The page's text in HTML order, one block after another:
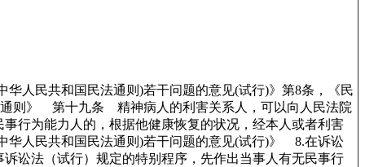
人民共和国民法通则)若干问题的意见(试行)》第8条，《民
通则》 第十九条 精神病人的利害关系人，可以向人民法院
行为能力人的，根据他健康恢复的状况，经本人或者利害
华人民共和国民法通则)若干问题的意见(试行)》 8.在诉讼
讼法（试行）规定的特别程序，先作出当事人有无民事行